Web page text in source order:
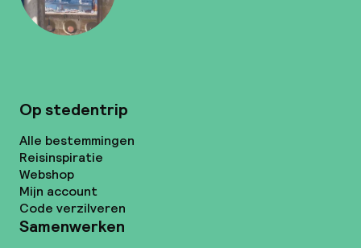
Op stedentrip
Alle bestemmingen
Reisinspiratie
Webshop
Mijn account
Code verzilveren
Samenwerken